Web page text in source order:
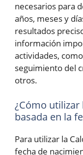
necesarios para
años, meses y
resultados
información
actividades,
seguimiento del
otros.
¿Cómo utilizar
basada en la
Para utilizar la
fecha de